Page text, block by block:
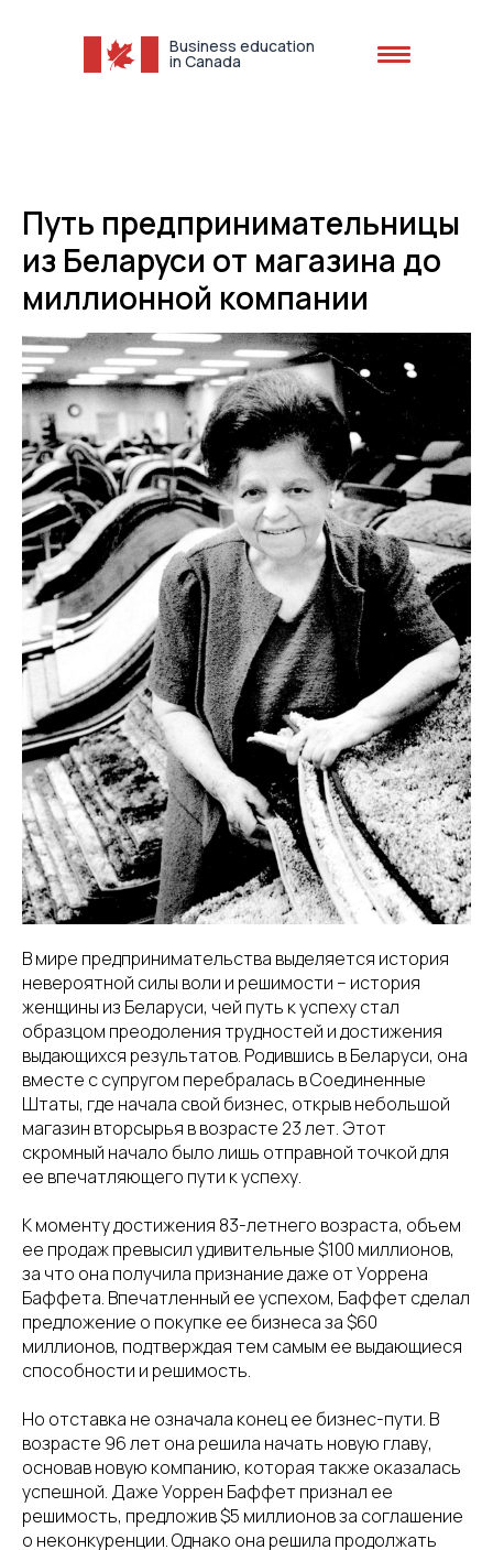
Business education
in Canada
Путь предпринимательницы
из Беларуси от магазина до
миллионной компании
В мире предпринимательства выделяется история
невероятной силы воли и решимости – история
женщины из Беларуси, чей путь к успеху стал
образцом преодоления трудностей и достижения
выдающихся результатов. Родившись в Беларуси, она
вместе с супругом перебралась в Соединенные
Штаты, где начала свой бизнес, открыв небольшой
магазин вторсырья в возрасте 23 лет. Этот
скромный начало было лишь отправной точкой для
ее впечатляющего пути к успеху.
К моменту достижения 83-летнего возраста, объем
ее продаж превысил удивительные $100 миллионов,
за что она получила признание даже от Уоррена
Баффета. Впечатленный ее успехом, Баффет сделал
предложение о покупке ее бизнеса за $60
миллионов, подтверждая тем самым ее выдающиеся
способности и решимость.
Но отставка не означала конец ее бизнес-пути. В
возрасте 96 лет она решила начать новую главу,
основав новую компанию, которая также оказалась
успешной. Даже Уоррен Баффет признал ее
решимость, предложив $5 миллионов за соглашение
о неконкуренции. Однако она решила продолжать